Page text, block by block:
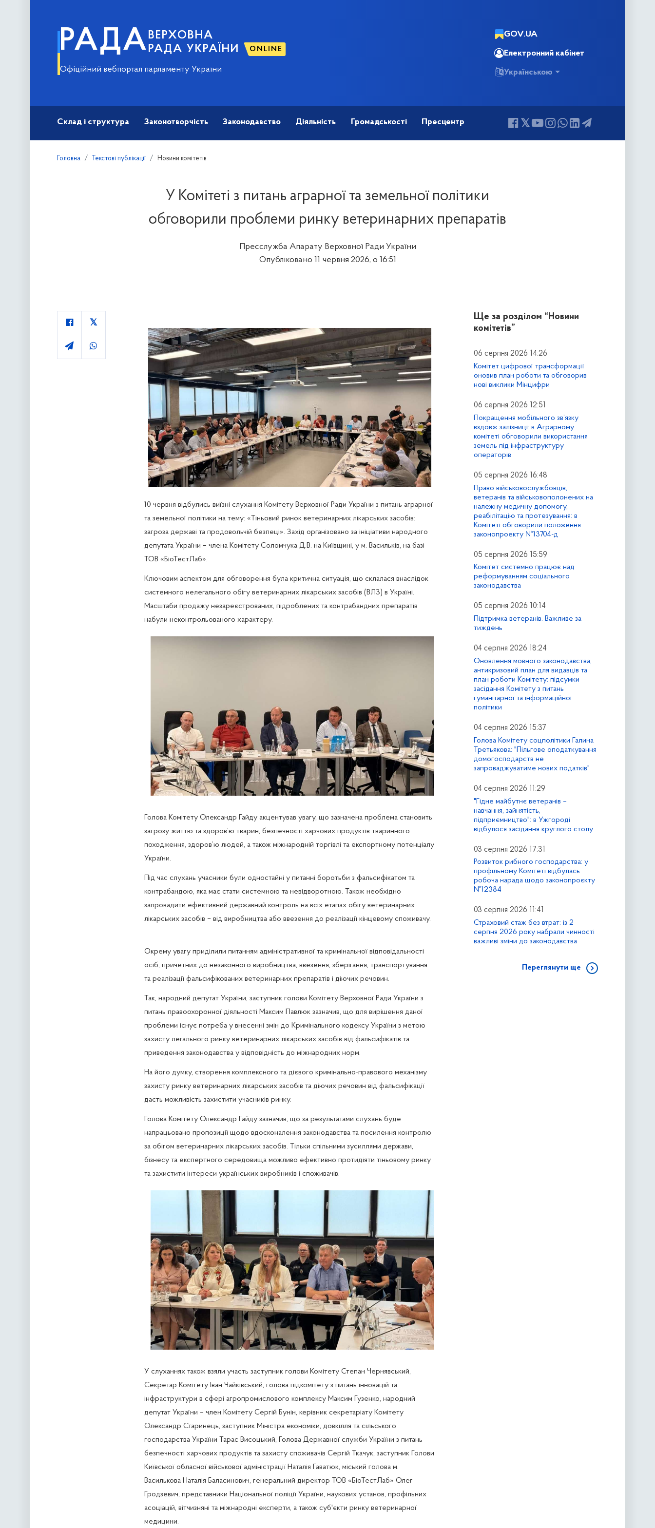
РАДА ВЕРХОВНА
РАДА УКРАЇНИ
ONLINE
Офіційний вебпортал парламенту України
GOV.UA
Електронний кабінет
Українською
Склад і структура Законотворчість Законодавство Діяльність Громадськості Пресцентр
Головна Текстові публікації Новини комітетів
У Комітеті з питань аграрної та земельної політики
обговорили проблеми ринку ветеринарних препаратів
Пресслужба Апарату Верховної Ради України
Опубліковано 11 червня 2026, о 16:51
10 червня відбулись виїзні слухання Комітету Верховної Ради України з питань аграрної
та земельної політики на тему: «Тіньовий ринок ветеринарних лікарських засобів:
загроза державі та продовольчій безпеці». Захід організовано за ініціативи народного
депутата України – члена Комітету Соломчука Д.В. на Київщині, у м. Васильків, на базі
ТОВ «БіоТестЛаб».
Ключовим аспектом для обговорення була критична ситуація, що склалася внаслідок
системного нелегального обігу ветеринарних лікарських засобів (ВЛЗ) в Україні.
Масштаби продажу незареєстрованих, підроблених та контрабандних препаратів
набули неконтрольованого характеру.
Голова Комітету Олександр Гайду акцентував увагу, що зазначена проблема становить
загрозу життю та здоров’ю тварин, безпечності харчових продуктів тваринного
походження, здоров’ю людей, а також міжнародній торгівлі та експортному потенціалу
України.
Під час слухань учасники були одностайні у питанні боротьби з фальсифікатом та
контрабандою, яка має стати системною та невідворотною. Також необхідно
запровадити ефективний державний контроль на всіх етапах обігу ветеринарних
лікарських засобів – від виробництва або ввезення до реалізації кінцевому споживачу.
Окрему увагу приділили питанням адміністративної та кримінальної відповідальності
осіб, причетних до незаконного виробництва, ввезення, зберігання, транспортування
та реалізації фальсифікованих ветеринарних препаратів і діючих речовин.
Так, народний депутат України, заступник голови Комітету Верховної Ради України з
питань правоохоронної діяльності Максим Павлюк зазначив, що для вирішення даної
проблеми існує потреба у внесенні змін до Кримінального кодексу України з метою
захисту легального ринку ветеринарних лікарських засобів від фальсифікатів та
приведення законодавства у відповідність до міжнародних норм.
На його думку, створення комплексного та дієвого кримінально-правового механізму
захисту ринку ветеринарних лікарських засобів та діючих речовин від фальсифікації
дасть можливість захистити учасників ринку.
Голова Комітету Олександр Гайду зазначив, що за результатами слухань буде
напрацьовано пропозиції щодо вдосконалення законодавства та посилення контролю
за обігом ветеринарних лікарських засобів. Тільки спільними зусиллями держави,
бізнесу та експертного середовища можливо ефективно протидіяти тіньовому ринку
та захистити інтереси українських виробників і споживачів.
У слуханнях також взяли участь заступник голови Комітету Степан Чернявський,
Секретар Комітету Іван Чайківський, голова підкомітету з питань інновацій та
інфраструктури в сфері агропромислового комплексу Максим Гузенко, народний
депутат України – член Комітету Сергій Бунін, керівник секретаріату Комітету
Олександр Старинець, заступник Міністра економіки, довкілля та сільського
господарства України Тарас Висоцький, Голова Державної служби України з питань
безпечності харчових продуктів та захисту споживачів Сергій Ткачук, заступник Голови
Київської обласної військової адміністрації Наталія Гаватюк, міський голова м.
Василькова Наталія Баласинович, генеральний директор ТОВ «БіоТестЛаб» Олег
Гродзевич, представники Національної поліції України, наукових установ, профільних
асоціацій, вітчизняні та міжнародні експерти, а також суб'єкти ринку ветеринарної
медицини.
Ще за розділом “Новини
комітетів”
06 серпня 2026 14:26
Комітет цифрової трансформації
оновив план роботи та обговорив
нові виклики Мінцифри
06 серпня 2026 12:51
Покращення мобільного зв’язку
вздовж залізниці: в Аграрному
комітеті обговорили використання
земель під інфраструктуру
операторів
05 серпня 2026 16:48
Право військовослужбовців,
ветеранів та військовополонених на
належну медичну допомогу,
реабілітацію та протезування: в
Комітеті обговорили положення
законопроекту №13704-д
05 серпня 2026 15:59
Комітет системно працює над
реформуванням соціального
законодавства
05 серпня 2026 10:14
Підтримка ветеранів. Важливе за
тиждень
04 серпня 2026 18:24
Оновлення мовного законодавства,
антикризовий план для видавців та
план роботи Комітету: підсумки
засідання Комітету з питань
гуманітарної та інформаційної
політики
04 серпня 2026 15:37
Голова Комітету соцполітики Галина
Третьякова: "Пільгове оподаткування
домогосподарств не
запроваджуватиме нових податків"
04 серпня 2026 11:29
"Гідне майбутнє ветеранів –
навчання, зайнятість,
підприємництво": в Ужгороді
відбулося засідання круглого столу
03 серпня 2026 17:31
Розвиток рибного господарства: у
профільному Комітеті відбулась
робоча нарада щодо законопроєкту
№12384
03 серпня 2026 11:41
Страховий стаж без втрат: із 2
серпня 2026 року набрали чинності
важливі зміни до законодавства
Переглянути ще